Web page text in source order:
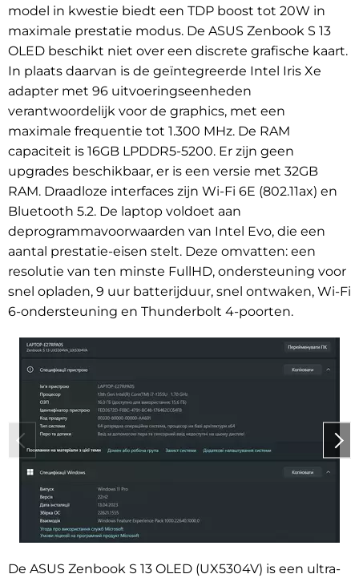
model in kwestie biedt een TDP boost tot 20W in
maximale prestatie modus. De ASUS Zenbook S 13
OLED beschikt niet over een discrete grafische kaart.
In plaats daarvan is de geïntegreerde Intel Iris Xe
adapter met 96 uitvoeringseenheden
verantwoordelijk voor de graphics, met een
maximale frequentie tot 1.300 MHz. De RAM
capaciteit is 16GB LPDDR5-5200. Er zijn geen
upgrades beschikbaar, er is een versie met 32GB
RAM. Draadloze interfaces zijn Wi-Fi 6E (802.11ax) en
Bluetooth 5.2. De laptop voldoet aan
deprogrammavoorwaarden van Intel Evo, die een
aantal prestatie-eisen stelt. Deze omvatten: een
resolutie van ten minste FullHD, ondersteuning voor
snel opladen, 9 uur batterijduur, snel ontwaken, Wi-Fi
6-ondersteuning en Thunderbolt 4-poorten.
De ASUS Zenbook S 13 OLED (UX5304V) is een ultra-